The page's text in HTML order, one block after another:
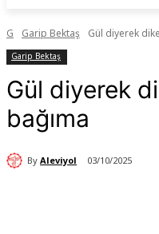
G Garip Bektaş Gül diyerek
Garip Bektaş
Gül diyerek
bağıma
By Aleviyol 03/10/2025